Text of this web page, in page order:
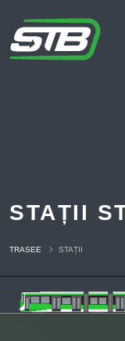
STAȚII
TRASEE STAȚII